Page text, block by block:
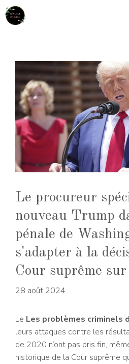
Aller
au
Le procureur
nouveau Trump
pénale de
s'adapter à la
Cour suprême
28 août 2024
Le Les problèmes criminels
leurs attaques contre les
de 2020 n’ont pas pris fin,
historique de la Cour suprême